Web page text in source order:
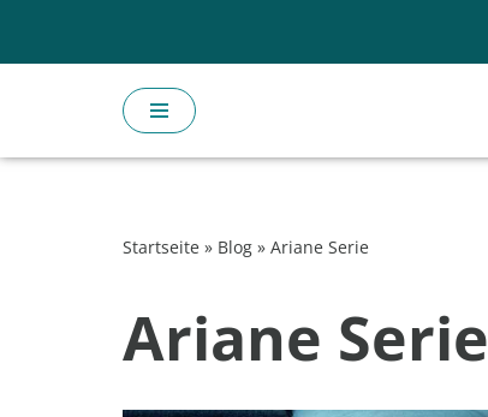
Zum
Startseite » Blog » Ariane Serie
Ariane Serie